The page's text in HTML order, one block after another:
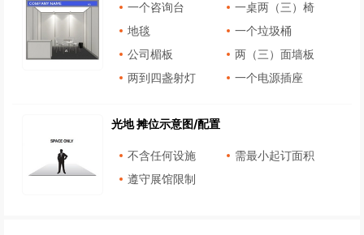
一个咨询台
一桌两（三）椅
地毯
一个垃圾桶
公司楣板
两（三）面墙板
两到四盏射灯
一个电源插座
光地 摊位示意图/配置
不含任何设施
需最小起订面积
遵守展馆限制